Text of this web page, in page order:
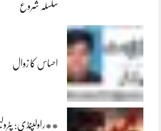
سلسلہ شروع
احساس کا زوال
**راولپنڈی: